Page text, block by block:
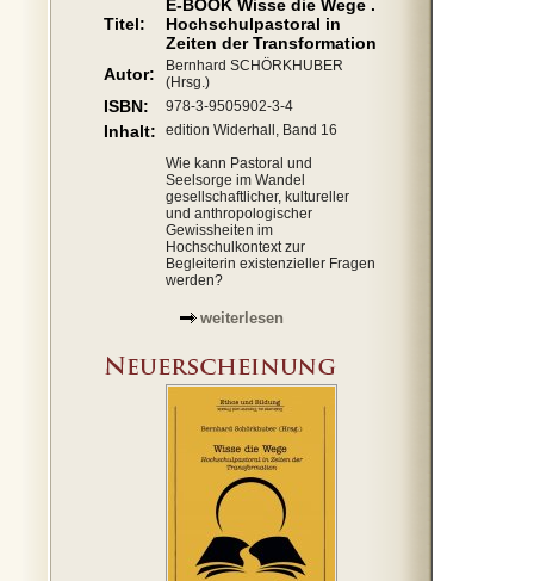
Titel:
E-BOOK Wisse die Wege .
Hochschulpastoral in
Zeiten der Transformation
Autor:
Bernhard SCHÖRKHUBER
(Hrsg.)
ISBN: 978-3-9505902-3-4
Inhalt:
edition Widerhall, Band 16
Wie kann Pastoral und
Seelsorge im Wandel
gesellschaftlicher, kultureller
und anthropologischer
Gewissheiten im
Hochschulkontext zur
Begleiterin existenzieller Fragen
werden?
weiterlesen